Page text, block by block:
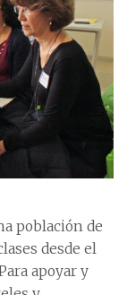
población de
desde el
apoyar y